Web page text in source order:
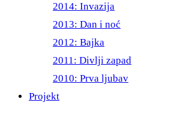
2014: Invazija
2013: Dan i noć
2012: Bajka
2011: Divlji zapad
2010: Prva ljubav
Projekt